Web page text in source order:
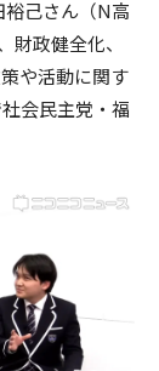
己さん（N高
政健全化、
や活動に関す
会民主党・福